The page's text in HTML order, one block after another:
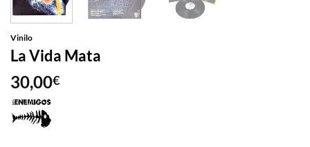
Vinilo
La Vida Mata
30,00€